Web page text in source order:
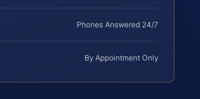
Phones Answered 24/7
By Appointment Only